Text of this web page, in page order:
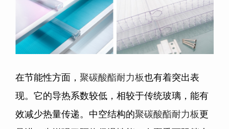
在节能性方面， 聚碳酸酯耐力板也有着突出表
现。它的导热系数较低，相较于传统玻璃，能有
效减少热量传递。中空结构的聚碳酸酯耐力板更